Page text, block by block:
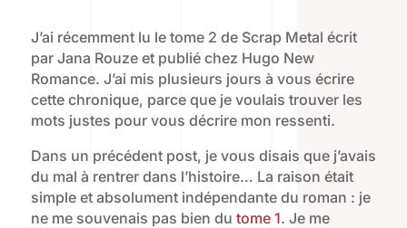
J’ai récemment lu le tome 2 de Scrap Metal écrit
par Jana Rouze et publié chez Hugo New
Romance. J’ai mis plusieurs jours à vous écrire
cette chronique, parce que je voulais trouver les
mots justes pour vous décrire mon ressenti.
Dans un précédent post, je vous disais que j’avais
du mal à rentrer dans l’histoire… La raison était
simple et absolument indépendante du roman : je
ne me souvenais pas bien du tome 1. Je me